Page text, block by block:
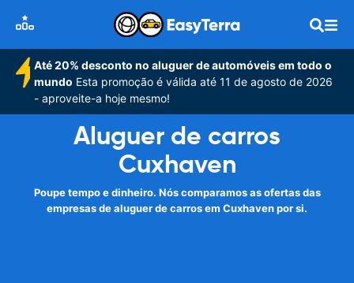
Até 20% desconto no aluguer de automóveis em todo o
mundo Esta promoção é válida até 11 de agosto de 2026
- aproveite-a hoje mesmo!
Aluguer de carros
Cuxhaven
Poupe tempo e dinheiro. Nós comparamos as ofertas das
empresas de aluguer de carros em Cuxhaven por si.